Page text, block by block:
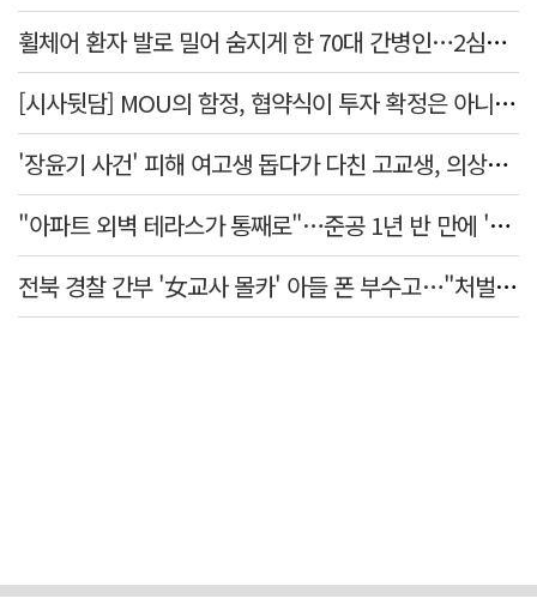
휠체어 환자 발로 밀어 숨지게 한 70대 간병인…2심도 집행유예
[시사뒷담] MOU의 함정, 협약식이 투자 확정은 아니긴 해
'장윤기 사건' 피해 여고생 돕다가 다친 고교생, 의상자 인정
"아파트 외벽 테라스가 통째로"…준공 1년 반 만에 '아찔 사고'
전북 경찰 간부 '女교사 몰카' 아들 폰 부수고…"처벌 못하는 사안" 내부망에 글